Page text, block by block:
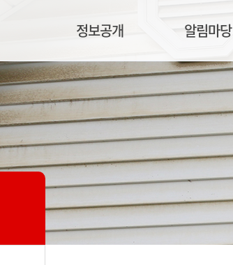
정보공개 알림마당